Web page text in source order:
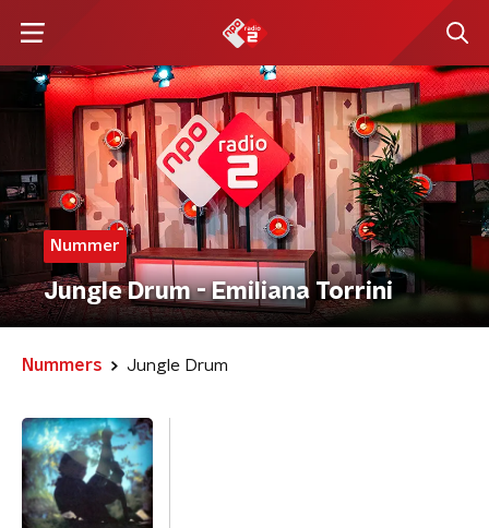
Nummer
Jungle Drum - Emiliana Torrini
Nummers Jungle Drum